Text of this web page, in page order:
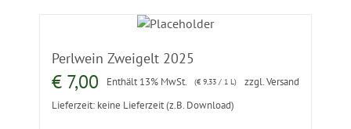
Perlwein Zweigelt 2025
€ 7,00 Enthält 13% MwSt. (€ 9,33 / 1 L) zzgl.Versand
Lieferzeit: keine Lieferzeit (z.B. Download)